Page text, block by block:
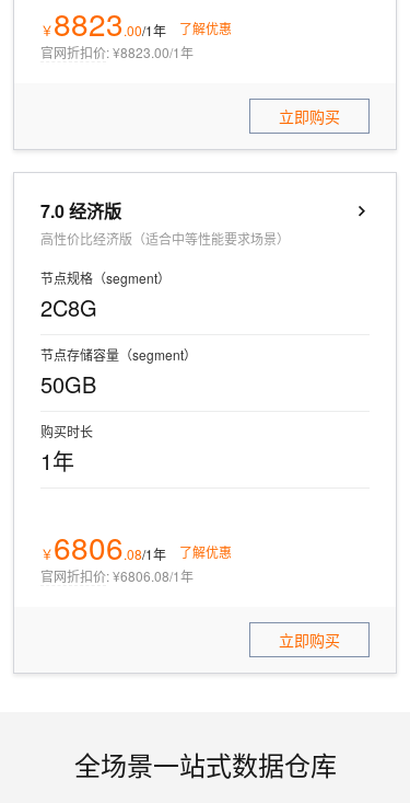
￥8823.00/1年
了解优惠
官网折扣价:¥8823.00/1年
立即购买
7.0 经济版
高性价比经济版（适合中等性能要求场景）
节点规格（segment）
2C8G
节点存储容量（segment）
50GB
购买时长
1年
￥6806.08/1年
了解优惠
官网折扣价:¥6806.08/1年
立即购买
全场景一站式数据仓库